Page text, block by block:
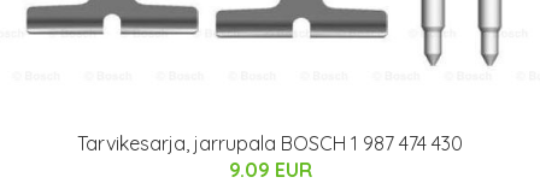
Tarvikesarja, jarrupala BOSCH 1 987 474 430
9.09 EUR